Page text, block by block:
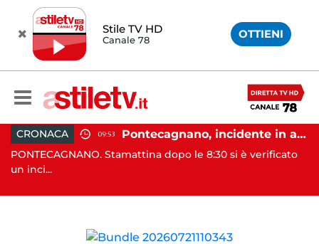
Stile TV HD
Canale 78 OTTIENI
CRONACA 09:53 Pontecagnano, incidente in autostrada: 5 giovani feriti
PONTECAGNANO. Stamattina dopo le 8:30 si è verificato
un inci...